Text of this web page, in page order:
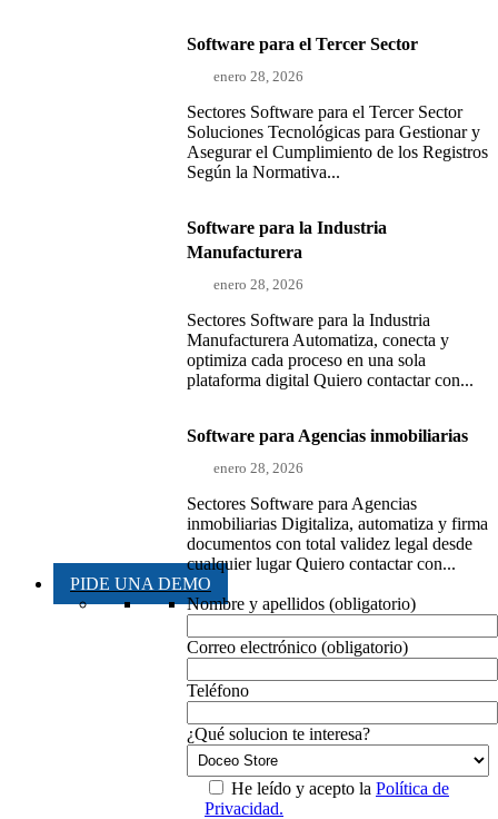
Software para el Tercer Sector
enero 28, 2026
Sectores Software para el Tercer Sector
Soluciones Tecnológicas para Gestionar y
Asegurar el Cumplimiento de los Registros
Según la Normativa...
Software para la Industria
Manufacturera
enero 28, 2026
Sectores Software para la Industria
Manufacturera Automatiza, conecta y
optimiza cada proceso en una sola
plataforma digital Quiero contactar con...
Software para Agencias inmobiliarias
enero 28, 2026
Sectores Software para Agencias
inmobiliarias Digitaliza, automatiza y firma
documentos con total validez legal desde
cualquier lugar Quiero contactar con...
PIDE UNA DEMO
Nombre y apellidos (obligatorio)
Correo electrónico (obligatorio)
Teléfono
¿Qué solucion te interesa?
He leído y acepto la Política de
Privacidad.